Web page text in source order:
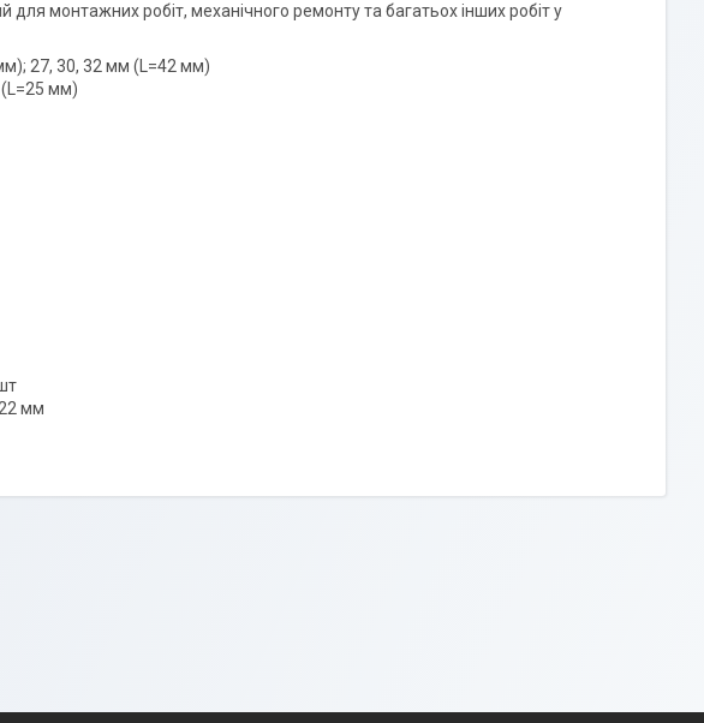
монтажних робіт, механічного ремонту та багатьох інших робіт у
27, 30, 32 мм (L=42 мм)
(L=25 мм)
мм